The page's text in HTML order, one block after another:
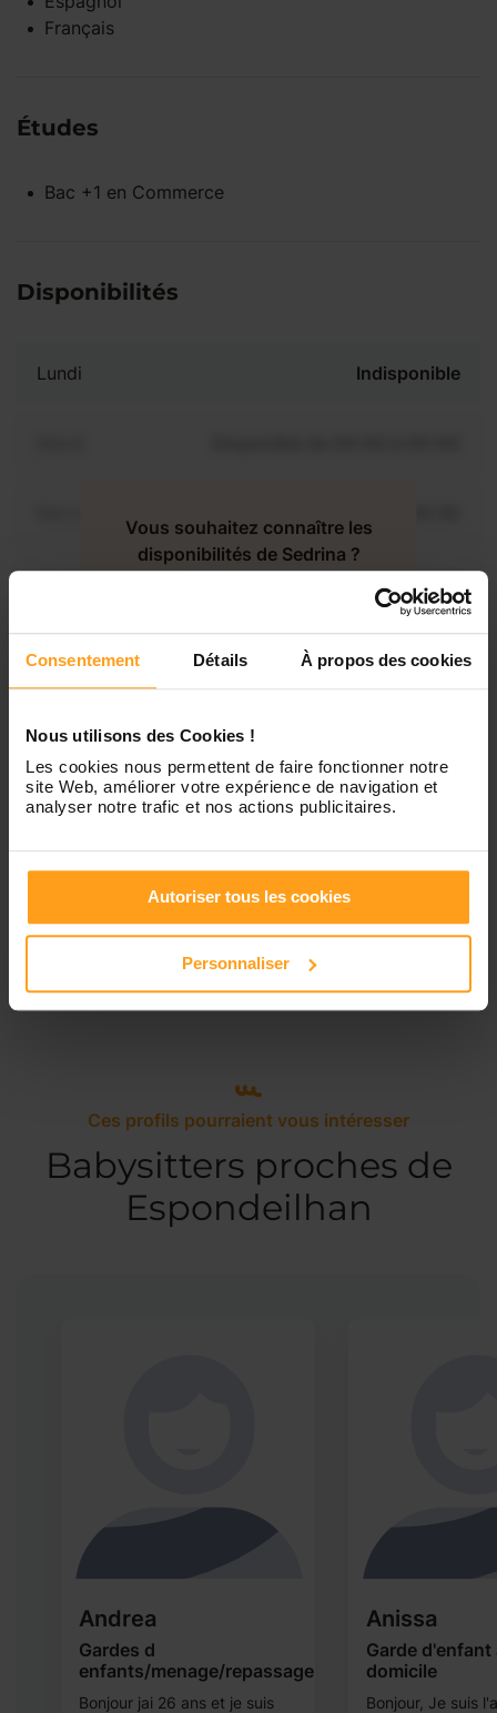
Consentement Détails À propos des cookies
Nous utilisons des Cookies !
Les cookies nous permettent de faire fonctionner notre
site Web, améliorer votre expérience de navigation et
analyser notre trafic et nos actions publicitaires.
Autoriser tous les cookies
Personnaliser
Français
Études
Bac +1 en Commerce
Disponibilités
Lundi Indisponible
Disponible de 00:00 à 00:00
Vendredi Disponible de 00:00 à 00:00
Dimanche Disponible de 00:00 à 00:00
Vous souhaitez connaître les
disponibilités de Sedrina ?
Services proposés
Garde d’enfants Ménage
Ces profils pourraient vous intéresser
Babysitters proches de
Espondeilhan
Andrea
Gardes d
enfants/menage/repassage...
Bonjour jai 26 ans et je suis
Anissa
Garde d'enfant
domicile
Bonjour, Je suis